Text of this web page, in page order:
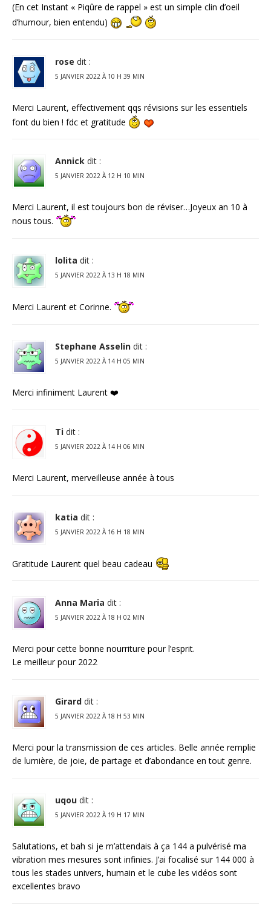
(En cet Instant « Piqûre de rappel » est un simple clin d’oeil
d’humour, bien entendu)
rose dit :
5 JANVIER 2022 À 10 H 39 MIN
Merci Laurent, effectivement qqs révisions sur les essentiels
font du bien ! fdc et gratitude
Annick dit :
5 JANVIER 2022 À 12 H 10 MIN
Merci Laurent, il est toujours bon de réviser…Joyeux an 10 à
nous tous.
lolita dit :
5 JANVIER 2022 À 13 H 18 MIN
Merci Laurent et Corinne.
Stephane Asselin dit :
5 JANVIER 2022 À 14 H 05 MIN
Merci infiniment Laurent ❤️
Ti dit :
5 JANVIER 2022 À 14 H 06 MIN
Merci Laurent, merveilleuse année à tous
katia dit :
5 JANVIER 2022 À 16 H 18 MIN
Gratitude Laurent quel beau cadeau
Anna Maria dit :
5 JANVIER 2022 À 18 H 02 MIN
Merci pour cette bonne nourriture pour l’esprit.
Le meilleur pour 2022
Girard dit :
5 JANVIER 2022 À 18 H 53 MIN
Merci pour la transmission de ces articles. Belle année remplie
de lumière, de joie, de partage et d’abondance en tout genre.
uqou dit :
5 JANVIER 2022 À 19 H 17 MIN
Salutations, et bah si je m’attendais à ça 144 a pulvérisé ma
vibration mes mesures sont infinies. J’ai focalisé sur 144 000 à
tous les stades univers, humain et le cube les vidéos sont
excellentes bravo